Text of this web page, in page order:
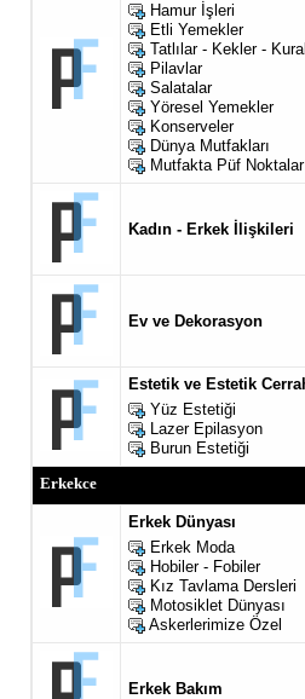
Hamur İşleri
Etli Yemekler
Tatlılar - Kekler -
Pilavlar
Salatalar
Yöresel Yemekler
Konserveler
Dünya Mutfakları
Mutfakta Püf Noktalar
Kadın - Erkek İlişkileri
Ev ve Dekorasyon
Estetik ve Estetik
Yüz Estetiği
Lazer Epilasyon
Burun Estetiği
Erkekce
Erkek Dünyası
Erkek Moda
Hobiler - Fobiler
Kız Tavlama Dersleri
Motosiklet Dünyası
Askerlerimize Özel
Erkek Bakım